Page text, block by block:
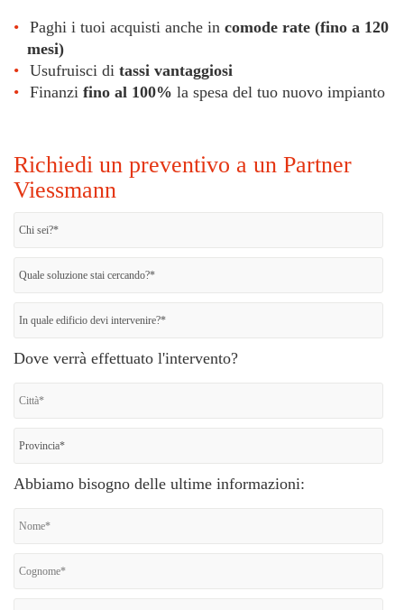
Paghi i tuoi acquisti anche in comode rate (fino a 120
mesi)
Usufruisci di tassi vantaggiosi
Finanzi fino al 100% la spesa del tuo nuovo impianto
Richiedi un preventivo a un Partner
Viessmann
Dove verrà effettuato l'intervento?
Abbiamo bisogno delle ultime informazioni: